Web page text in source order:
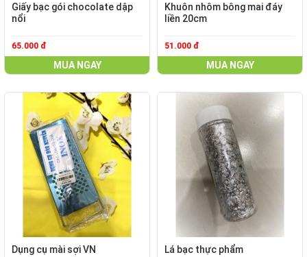
Giấy bạc gói chocolate dập
nổi
65.000 đ
MUA NGAY
Khuôn nhôm bông mai đáy
liền 20cm
51.000 đ
MUA NGAY
Dụng cụ mài sợi VN Lá bạc thực phẩm